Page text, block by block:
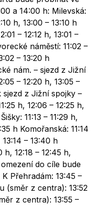
a 14:00 h: Milevská:
h, 13:00 – 13:10 h
– 12:12 h, 13:01 –
náměstí: 11:02 –
– 13:20 h
nám. – sjezd z Jižní
– 12:20 h, 13:05 –
sjezd z Jižní spojky –
h, 12:06 – 12:25 h,
11:13 – 11:29 h,
h Komořanská: 11:14
13:14 – 13:40 h
h, 12:18 – 12:45 h,
do cíle bude
Přehradám: 13:45 –
(směr z centra): 13:52
z centra): 13:55 –